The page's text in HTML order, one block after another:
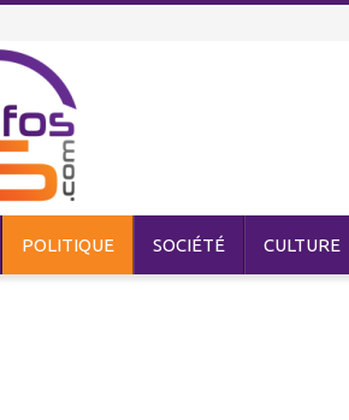
POLITIQUE SOCIÉTÉ CULTURE